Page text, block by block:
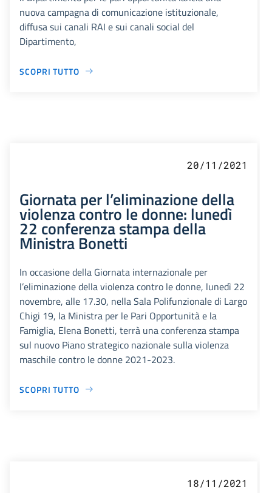
nuova campagna di comunicazione istituzionale,
diffusa sui canali RAI e sui canali social del
Dipartimento,
SCOPRI TUTTO
20/11/2021
Giornata per l’eliminazione della
violenza contro le donne: lunedì
22 conferenza stampa della
Ministra Bonetti
In occasione della Giornata internazionale per
l’eliminazione della violenza contro le donne, lunedì 22
novembre, alle 17.30, nella Sala Polifunzionale di Largo
Chigi 19, la Ministra per le Pari Opportunità e la
Famiglia, Elena Bonetti, terrà una conferenza stampa
sul nuovo Piano strategico nazionale sulla violenza
maschile contro le donne 2021-2023.
SCOPRI TUTTO
18/11/2021